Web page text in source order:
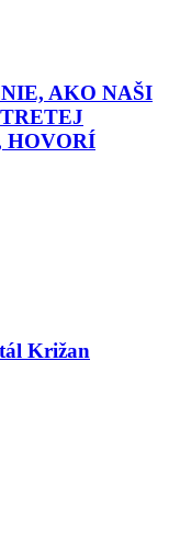
AKO NAŠI
HOVORÍ
Križan